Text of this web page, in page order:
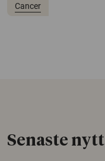
Cancer
Senaste nytt